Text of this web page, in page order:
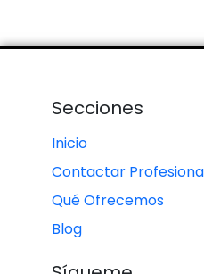
Secciones
Inicio
Contactar
Qué Ofrecemos
Blog